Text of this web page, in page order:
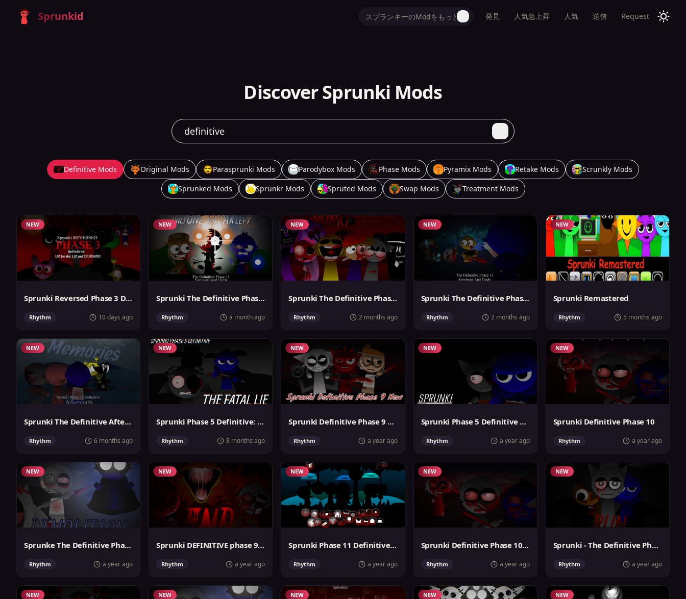
Sprunkid 発見 人気急上昇 人気 送信 Request
Discover Sprunki Mods
Definitive Mods Original Mods Parasprunki Mods Parodybox Mods Phase Mods Pyramix Mods Retake Mods
Scrunkly Mods
Sprunked Mods
Sprunkr Mods Spruted Mods Swap Mods Treatment Mods
NEW
Sprunki Reversed Phase 3 Definitive
Rhythm 10 days ago
NEW
Sprunki The Definitive Phase 12 Survivors And Dies
Rhythm a month ago
NEW
Sprunki The Definitive Phase 4 But Pyramixed
Rhythm 2 months ago
NEW
Sprunki The Definitive Phase 11 Survivors And Dieds
Rhythm 2 months ago
NEW
Sprunki Remastered
Rhythm 5 months ago
NEW
Sprunki The Definitive Aftermath
Rhythm 6 months ago
NEW
Sprunki Phase 5 Definitive: The Fatal Lie
Rhythm 8 months ago
NEW
Sprunki Definitive Phase 9 New
Rhythm a year ago
NEW
Sprunki Phase 5 Definitive the Truth
Rhythm a year ago
NEW
Sprunki Definitive Phase 10
Rhythm a year ago
NEW
Sprunke The Definitive Phase 9
Rhythm a year ago
NEW
Sprunki DEFINITIVE phase 9 HELL
Rhythm a year ago
NEW
Sprunki Phase 11 Definitive New
Rhythm a year ago
NEW
Sprunki Definitive Phase 10 Original
Rhythm a year ago
NEW
Sprunki - The Definitive Phase 3
Rhythm a year ago
NEW NEW NEW NEW NEW